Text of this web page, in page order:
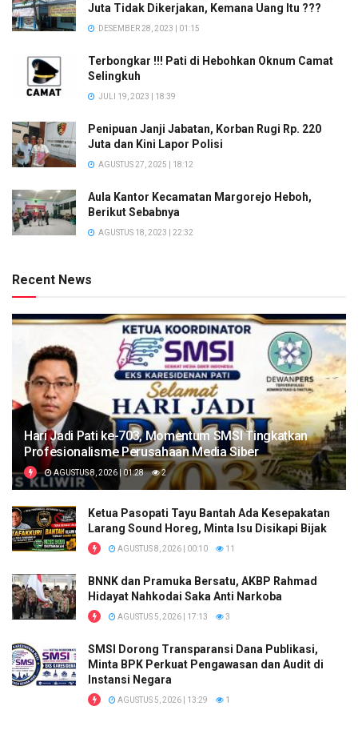
Juta Tidak Dikerjakan, Kemana Uang Itu ???
DESEMBER 28, 2023 | 01:15
Terbongkar !!! Pati di Hebohkan Oknum Camat
Selingkuh
JULI 19, 2023 | 18:39
Penipuan Janji Jabatan, Korban Rugi Rp. 220
Juta dan Kini Lapor Polisi
AGUSTUS 27, 2025 | 18:12
Aula Kantor Kecamatan Margorejo Heboh,
Berikut Sebabnya
AGUSTUS 18, 2023 | 22:32
Recent News
Hari Jadi Pati ke-703, Momentum SMSI Tingkatkan
Profesionalisme Perusahaan Media Siber
AGUSTUS 8, 2026 | 01:28 2
Ketua Pasopati Tayu Bantah Ada Kesepakatan
Larang Sound Horeg, Minta Isu Disikapi Bijak
AGUSTUS 8, 2026 | 00:10 11
BNNK dan Pramuka Bersatu, AKBP Rahmad
Hidayat Nahkodai Saka Anti Narkoba
AGUSTUS 5, 2026 | 17:13 3
SMSI Dorong Transparansi Dana Publikasi,
Minta BPK Perkuat Pengawasan dan Audit di
Instansi Negara
AGUSTUS 5, 2026 | 13:29 1